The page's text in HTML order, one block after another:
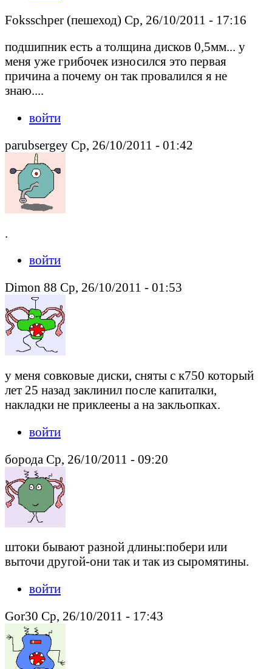
Foksschper (пешеход) Ср, 26/10/2011 - 17:16
подшипник есть а толщина дисков 0,5мм... у
меня уже грибочек износился это первая
причина а почему он так провалился я не
знаю....
войти
parubsergey Ср, 26/10/2011 - 01:42
.
войти
Dimon 88 Ср, 26/10/2011 - 01:53
у меня совковые диски, сняты с к750 который
лет 25 назад заклинил после капиталки,
накладки не приклеены а на закльопках.
войти
борода Ср, 26/10/2011 - 09:20
штоки бывают разной длины:побери или
выточи другой-они так и так из сыромятины.
войти
Gor30 Ср, 26/10/2011 - 17:43